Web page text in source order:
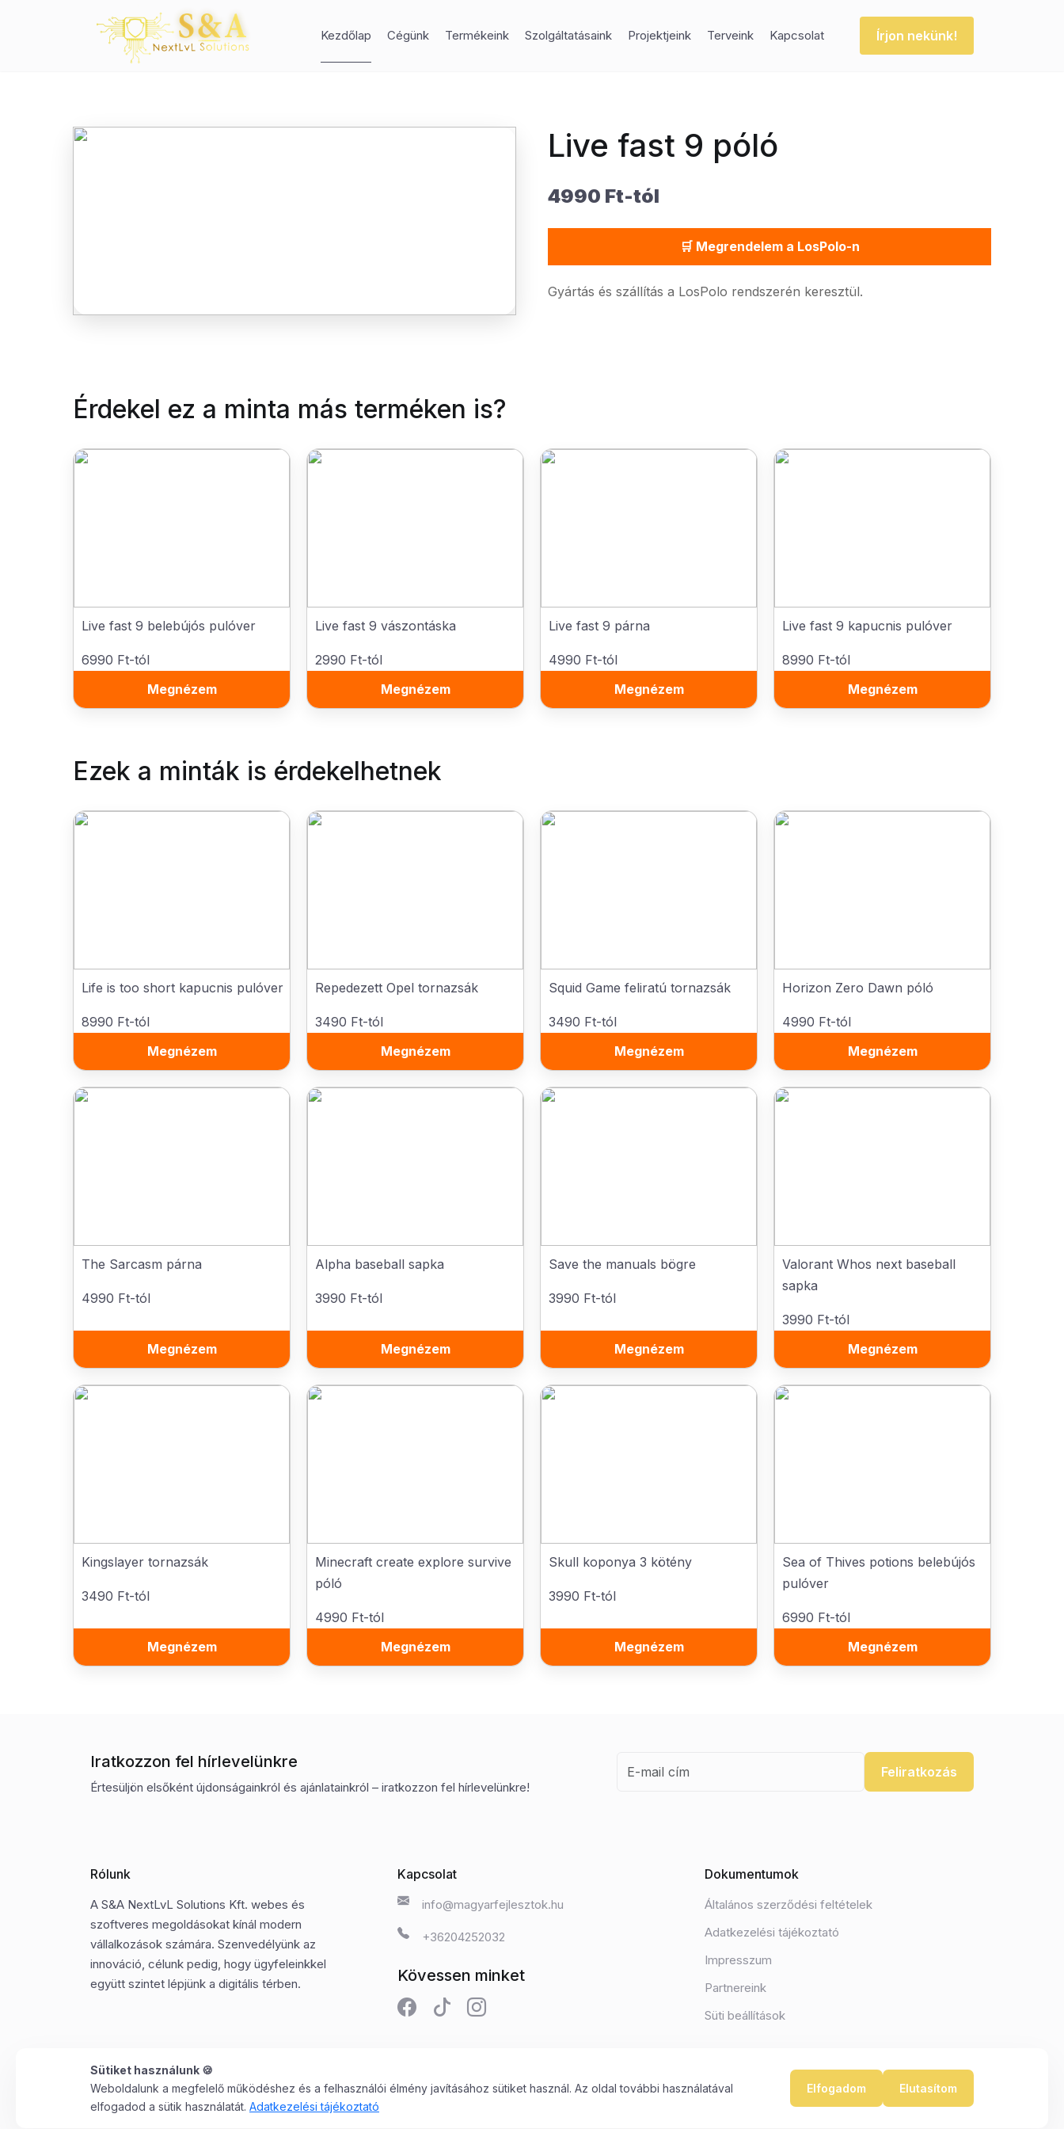
Kezdőlap Cégünk Termékeink Szolgáltatásaink Projektjeink Terveink Kapcsolat Írjon nekünk!
Live fast 9 póló
4990 Ft-tól
🛒 Megrendelem a LosPolo-n
Gyártás és szállítás a LosPolo rendszerén keresztül.
Érdekel ez a minta más terméken is?
Live fast 9 belebújós pulóver
6990 Ft-tól
Megnézem
Live fast 9 vászontáska
2990 Ft-tól
Megnézem
Live fast 9 párna
4990 Ft-tól
Megnézem
Live fast 9 kapucnis pulóver
8990 Ft-tól
Megnézem
Ezek a minták is érdekelhetnek
Life is too short kapucnis pulóver
8990 Ft-tól
Megnézem
Repedezett Opel tornazsák
3490 Ft-tól
Megnézem
Squid Game feliratú tornazsák
3490 Ft-tól
Megnézem
Horizon Zero Dawn póló
4990 Ft-tól
Megnézem
The Sarcasm párna
4990 Ft-tól
Megnézem
Alpha baseball sapka
3990 Ft-tól
Megnézem
Save the manuals bögre
3990 Ft-tól
Megnézem
Valorant Whos next baseball
sapka
3990 Ft-tól
Megnézem
Kingslayer tornazsák
3490 Ft-tól
Megnézem
Minecraft create explore survive
póló
4990 Ft-tól
Megnézem
Skull koponya 3 kötény
3990 Ft-tól
Megnézem
Sea of Thives potions belebújós
pulóver
6990 Ft-tól
Megnézem
Iratkozzon fel hírlevelünkre
Értesüljön elsőként újdonságainkról és ajánlatainkról – iratkozzon fel hírlevelünkre!
Feliratkozás
Rólunk
A S&A NextLvL Solutions Kft. webes és
szoftveres megoldásokat kínál modern
vállalkozások számára. Szenvedélyünk az
innováció, célunk pedig, hogy ügyfeleinkkel
együtt szintet lépjünk a digitális térben.
Kapcsolat
info@magyarfejlesztok.hu
+36204252032
Kövessen minket
Dokumentumok
Általános szerződési feltételek
Adatkezelési tájékoztató
Impresszum
Partnereink
Süti beállítások
©2025 Minden jog fenntartva. S&A NextLvL Solutions Kft.
Sütiket használunk 🍪
Weboldalunk a megfelelő működéshez és a felhasználói élmény javításához sütiket használ. Az oldal további használatával
elfogadod a sütik használatát. Adatkezelési tájékoztató
Elfogadom Elutasítom